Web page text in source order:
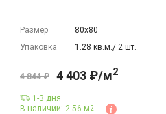
Размер
80х80
Упаковка
1.28 кв.м./ 2 шт.
4 844 ₽ 4 403 ₽/м2
1-3 дня
В наличии: 2.56 м2